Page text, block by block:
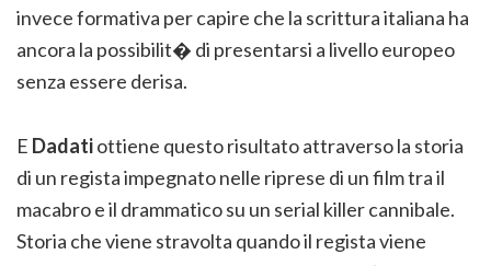
invece formativa per capire che la scrittura italiana ha
ancora la possibilit� di presentarsi a livello europeo
senza essere derisa.
E Dadatiottiene questo risultato attraverso la storia
di un regista impegnato nelle riprese di un film tra il
macabro e il drammatico su un serial killer cannibale.
Storia che viene stravolta quando il regista viene